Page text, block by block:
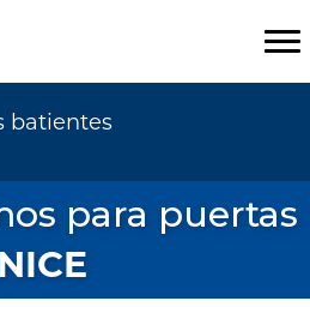
batientes
para puertas
NICE